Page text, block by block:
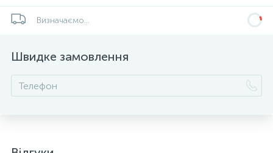
Визначаємо...
Швидке замовлення